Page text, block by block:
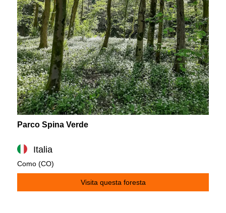
Parco Spina Verde
Italia
Como (CO)
Visita questa foresta